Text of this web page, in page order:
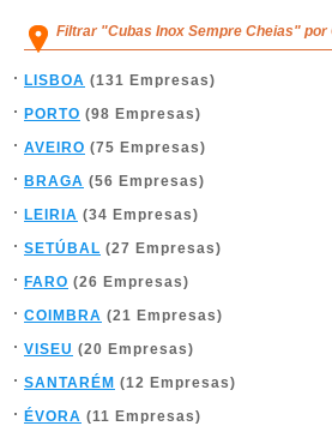
Filtrar "Cubas Inox Sempre Cheias" por
LISBOA (131 Empresas)
PORTO (98 Empresas)
AVEIRO (75 Empresas)
BRAGA (56 Empresas)
LEIRIA (34 Empresas)
SETÚBAL (27 Empresas)
FARO (26 Empresas)
COIMBRA (21 Empresas)
VISEU (20 Empresas)
SANTARÉM (12 Empresas)
ÉVORA (11 Empresas)